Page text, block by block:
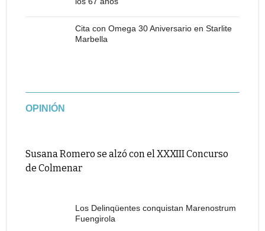
Cita con Omega 30 Aniversario en Starlite
Marbella
OPINIÓN
Susana Romero se alzó con el XXXIII Concurso
de Colmenar
Los Delinqüentes conquistan Marenostrum
Fuengirola